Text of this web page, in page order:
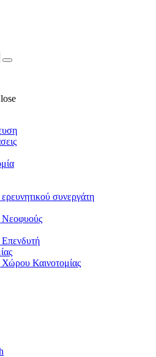
συνεργάτη
Νεοφυούς
Καινοτομίας